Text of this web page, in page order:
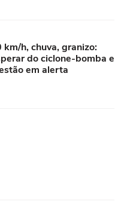
h, chuva, granizo:
do ciclone-bomba e
em alerta